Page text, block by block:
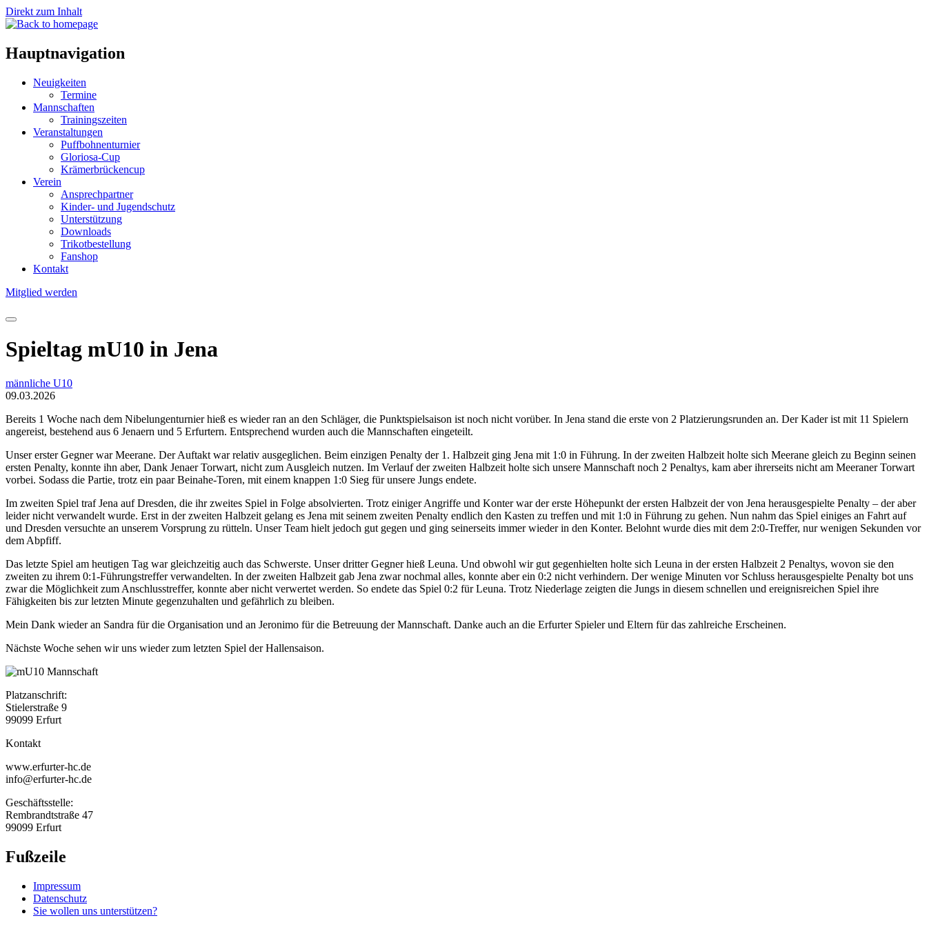
Direkt zum Inhalt
Hauptnavigation
Neuigkeiten
Termine
Mannschaften
Trainingszeiten
Veranstaltungen
Puffbohnenturnier
Gloriosa-Cup
Krämerbrückencup
Verein
Ansprechpartner
Kinder- und Jugendschutz
Unterstützung
Downloads
Trikotbestellung
Fanshop
Kontakt
Mitglied werden
Spieltag mU10 in Jena
männliche U10
09.03.2026
Bereits 1 Woche nach dem Nibelungenturnier hieß es wieder ran an den Schläger, die Punktspielsaison ist noch nicht vorüber. In Jena stand die erste von 2 Platzierungsrunden an. Der Kader ist mit 11 Spielern
angereist, bestehend aus 6 Jenaern und 5 Erfurtern. Entsprechend wurden auch die Mannschaften eingeteilt.
Unser erster Gegner war Meerane. Der Auftakt war relativ ausgeglichen. Beim einzigen Penalty der 1. Halbzeit ging Jena mit 1:0 in Führung. In der zweiten Halbzeit holte sich Meerane gleich zu Beginn seinen
ersten Penalty, konnte ihn aber, Dank Jenaer Torwart, nicht zum Ausgleich nutzen. Im Verlauf der zweiten Halbzeit holte sich unsere Mannschaft noch 2 Penaltys, kam aber ihrerseits nicht am Meeraner Torwart
vorbei. Sodass die Partie, trotz ein paar Beinahe-Toren, mit einem knappen 1:0 Sieg für unsere Jungs endete.
Im zweiten Spiel traf Jena auf Dresden, die ihr zweites Spiel in Folge absolvierten. Trotz einiger Angriffe und Konter war der erste Höhepunkt der ersten Halbzeit der von Jena herausgespielte Penalty – der aber
leider nicht verwandelt wurde. Erst in der zweiten Halbzeit gelang es Jena mit seinem zweiten Penalty endlich den Kasten zu treffen und mit 1:0 in Führung zu gehen. Nun nahm das Spiel einiges an Fahrt auf
und Dresden versuchte an unserem Vorsprung zu rütteln. Unser Team hielt jedoch gut gegen und ging seinerseits immer wieder in den Konter. Belohnt wurde dies mit dem 2:0-Treffer, nur wenigen Sekunden vor
dem Abpfiff.
Das letzte Spiel am heutigen Tag war gleichzeitig auch das Schwerste. Unser dritter Gegner hieß Leuna. Und obwohl wir gut gegenhielten holte sich Leuna in der ersten Halbzeit 2 Penaltys, wovon sie den
zweiten zu ihrem 0:1-Führungstreffer verwandelten. In der zweiten Halbzeit gab Jena zwar nochmal alles, konnte aber ein 0:2 nicht verhindern. Der wenige Minuten vor Schluss herausgespielte Penalty bot uns
zwar die Möglichkeit zum Anschlusstreffer, konnte aber nicht verwertet werden. So endete das Spiel 0:2 für Leuna. Trotz Niederlage zeigten die Jungs in diesem schnellen und ereignisreichen Spiel ihre
Fähigkeiten bis zur letzten Minute gegenzuhalten und gefährlich zu bleiben.
Mein Dank wieder an Sandra für die Organisation und an Jeronimo für die Betreuung der Mannschaft. Danke auch an die Erfurter Spieler und Eltern für das zahlreiche Erscheinen.
Nächste Woche sehen wir uns wieder zum letzten Spiel der Hallensaison.
Platzanschrift:
Stielerstraße 9
99099 Erfurt
Kontakt
www.erfurter-hc.de
info@erfurter-hc.de
Geschäftsstelle:
Rembrandtstraße 47
99099 Erfurt
Fußzeile
Impressum
Datenschutz
Sie wollen uns unterstützen?